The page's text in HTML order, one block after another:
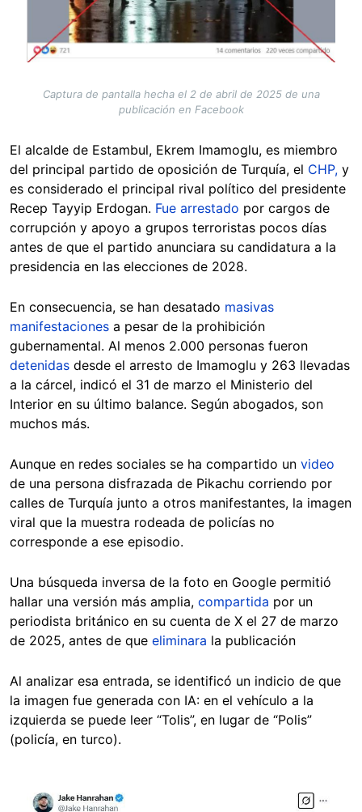
Captura de pantalla hecha el 2 de abril de 2025 de una
publicación en Facebook
El alcalde de Estambul, Ekrem Imamoglu, es miembro
del principal partido de oposición de Turquía, el CHP, y
es considerado el principal rival político del presidente
Recep Tayyip Erdogan. Fue arrestado por cargos de
corrupción y apoyo a grupos terroristas pocos días
antes de que el partido anunciara su candidatura a la
presidencia en las elecciones de 2028.
En consecuencia, se han desatado masivas
manifestaciones a pesar de la prohibición
gubernamental. Al menos 2.000 personas fueron
detenidas desde el arresto de Imamoglu y 263 llevadas
a la cárcel, indicó el 31 de marzo el Ministerio del
Interior en su último balance. Según abogados, son
muchos más.
Aunque en redes sociales se ha compartido un video
de una persona disfrazada de Pikachu corriendo por
calles de Turquía junto a otros manifestantes, la imagen
viral que la muestra rodeada de policías no
corresponde a ese episodio.
Una búsqueda inversa de la foto en Google permitió
hallar una versión más amplia, compartida por un
periodista británico en su cuenta de X el 27 de marzo
de 2025, antes de que eliminara la publicación
Al analizar esa entrada, se identificó un indicio de que
la imagen fue generada con IA: en el vehículo a la
izquierda se puede leer “Tolis”, en lugar de “Polis”
(policía, en turco).
Image